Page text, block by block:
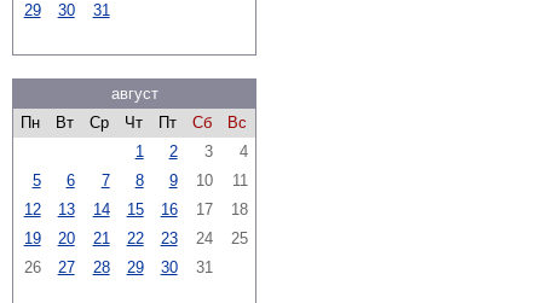
29
30 31
август
Пн
Вт Ср Чт Пт Сб
Вс
1
2 3
4
5
6 7 8 9 10
11
12
13 14 15 16 17
18
19
20 21 22 23 24
25
26
27 28 29 30 31